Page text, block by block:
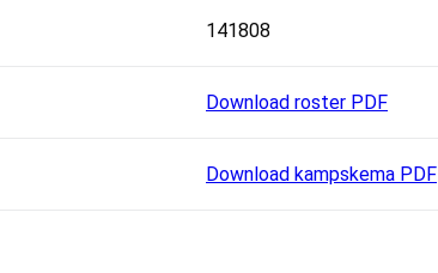
141808
Download roster PDF
Download kampskema PDF